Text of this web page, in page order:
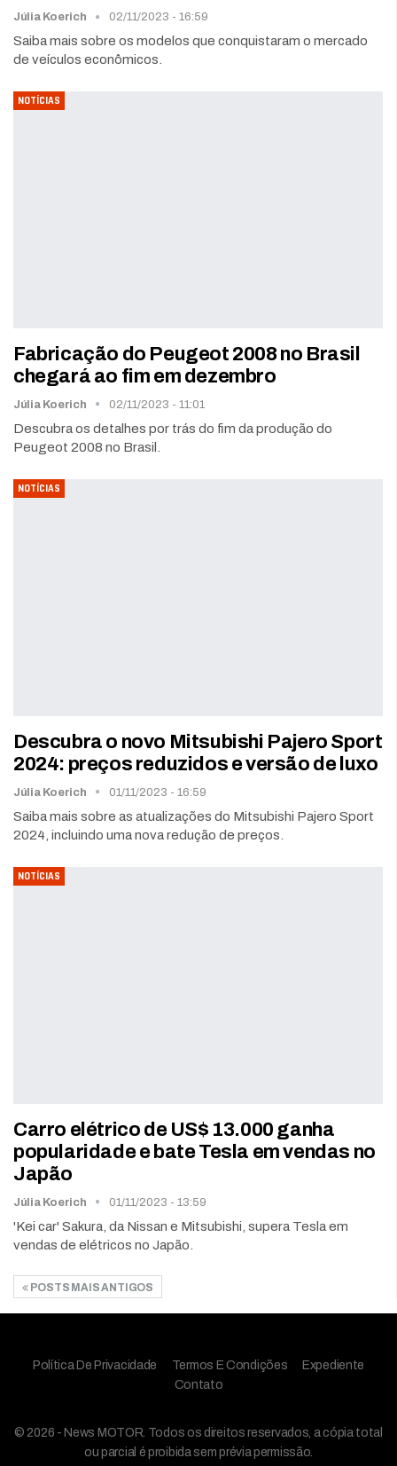
Júlia Koerich 02/11/2023 - 16:59
Saiba mais sobre os modelos que conquistaram o mercado
de veículos econômicos.
NOTÍCIAS
Fabricação do Peugeot 2008 no Brasil
chegará ao fim em dezembro
Júlia Koerich 02/11/2023 - 11:01
Descubra os detalhes por trás do fim da produção do
Peugeot 2008 no Brasil.
NOTÍCIAS
Descubra o novo Mitsubishi Pajero Sport
2024: preços reduzidos e versão de luxo
Júlia Koerich 01/11/2023 - 16:59
Saiba mais sobre as atualizações do Mitsubishi Pajero Sport
2024, incluindo uma nova redução de preços.
NOTÍCIAS
Carro elétrico de US$ 13.000 ganha
popularidade e bate Tesla em vendas no
Japão
Júlia Koerich 01/11/2023 - 13:59
'Kei car' Sakura, da Nissan e Mitsubishi, supera Tesla em
vendas de elétricos no Japão.
POSTS MAIS ANTIGOS
Política De Privacidade Termos E Condições
Expediente
Contato
© 2026 - News MOTOR. Todos os direitos reservados, a cópia total
ou parcial é proibida sem prévia permissão.